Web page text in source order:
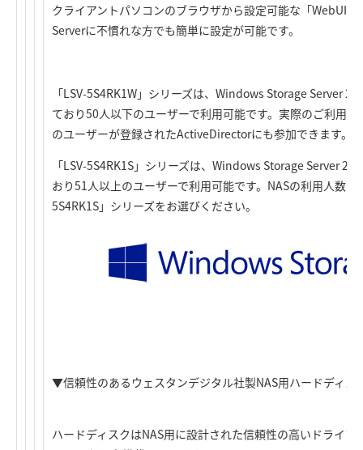
クライアントパソコンのブラウザから設定可能な「WebUI
Serverに不慣れな方でも簡単に設定が可能です。
「LSV-5S4RK1W」シリーズは、Windows Storage Server
ており50人以下のユーザーで利用可能です。実際のご利用
のユーザーが登録されたActiveDirectorにも参加できます。
「LSV-5S4RK1S」シリーズは、Windows Storage Server
おり51人以上のユーザーで利用可能です。NASの利用人数
5S4RK1S」シリーズをお選びください。
▼信頼性のあるウェスタンデジタル社製NAS用ハードディス
ハードディスクはNAS用に設計された信頼性の高いドライ